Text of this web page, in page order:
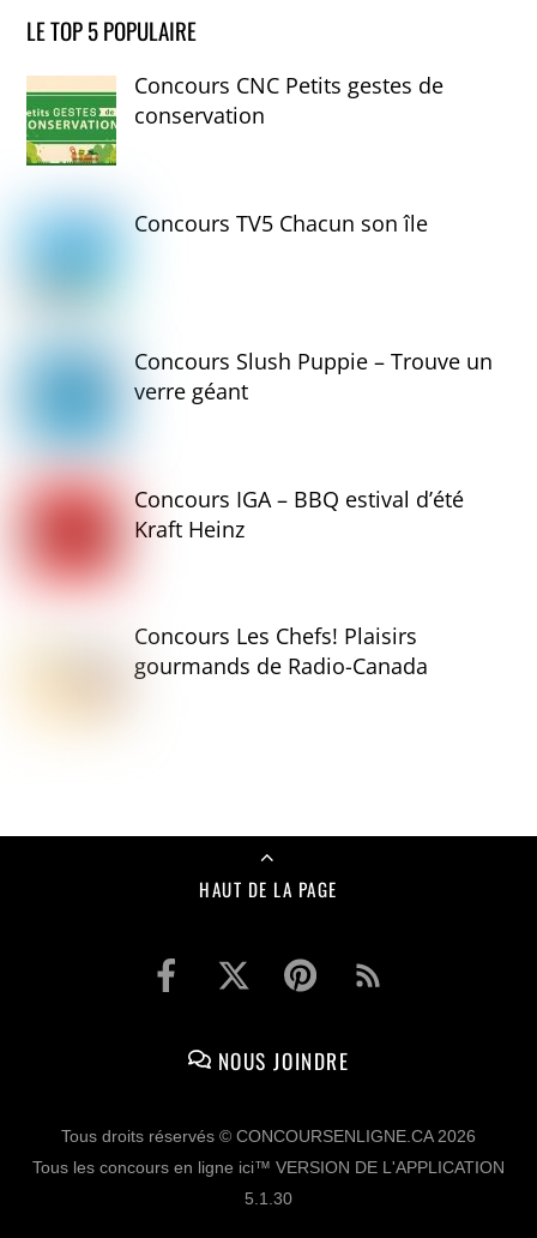
LE TOP 5 POPULAIRE
Concours CNC Petits gestes de
conservation
Concours TV5 Chacun son île
Concours Slush Puppie – Trouve un
verre géant
Concours IGA – BBQ estival d’été
Kraft Heinz
Concours Les Chefs! Plaisirs
gourmands de Radio-Canada
HAUT DE LA PAGE
NOUS JOINDRE
Tous droits réservés © CONCOURSENLIGNE.CA 2026
Tous les concours en ligne ici™ VERSION DE L'APPLICATION
5.1.30